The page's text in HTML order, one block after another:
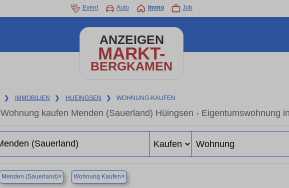
Event Auto Immo Job
ANZEIGEN
MARKT-
BERGKAMEN
❯ IMMOBILIEN ❯ HUEINGSEN ❯ WOHNUNG-KAUFEN
Wohnung kaufen Menden (Sauerland) Hüingsen - Eigentumswohnung
Menden (Sauerland)× Wohnung Kaufen×